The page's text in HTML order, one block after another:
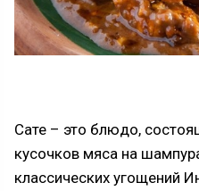
Сате – это блюдо,
кусочков мяса на
классических угощений